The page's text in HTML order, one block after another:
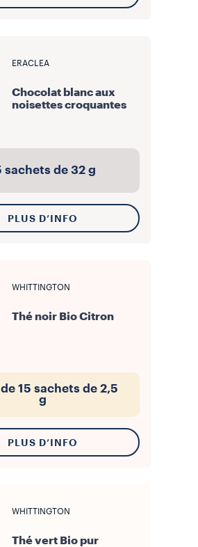
ERACLEA
Chocolat blanc aux
noisettes croquantes
sachets de 32 g
PLUS D’INFO
WHITTINGTON
Thé noir Bio Citron
15 sachets de 2,5
g
PLUS D’INFO
WHITTINGTON
Thé vert Bio pur